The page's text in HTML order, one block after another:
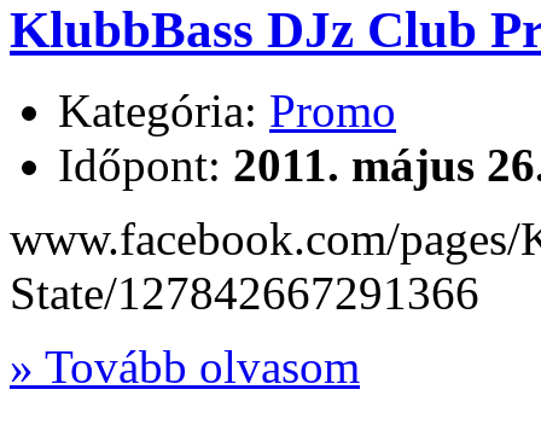
KlubbBass DJz Club
Kategória: Promo
Időpont: 2011. május
www.facebook.com/
State/127842667291366
» Tovább olvasom